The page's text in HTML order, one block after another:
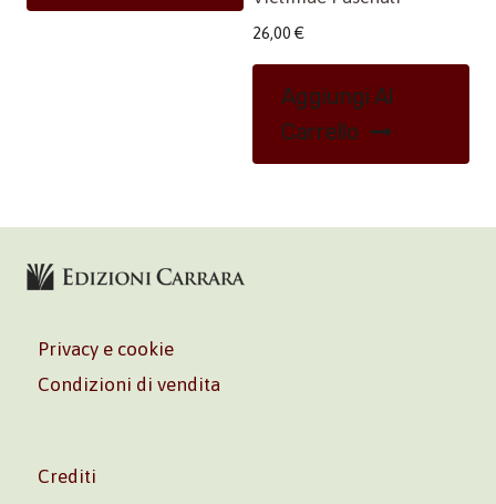
26,00 €
Aggiungi Al
Carrello
Privacy e cookie
Condizioni di vendita
Crediti